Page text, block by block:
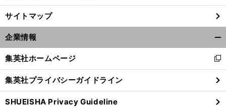
サイトマップ
企業情報
閉
る
集英社ホームページ
新
し
い
ウ
ィ
集英社プライバシーガイドライン
SHUEISHA Privacy Guideline